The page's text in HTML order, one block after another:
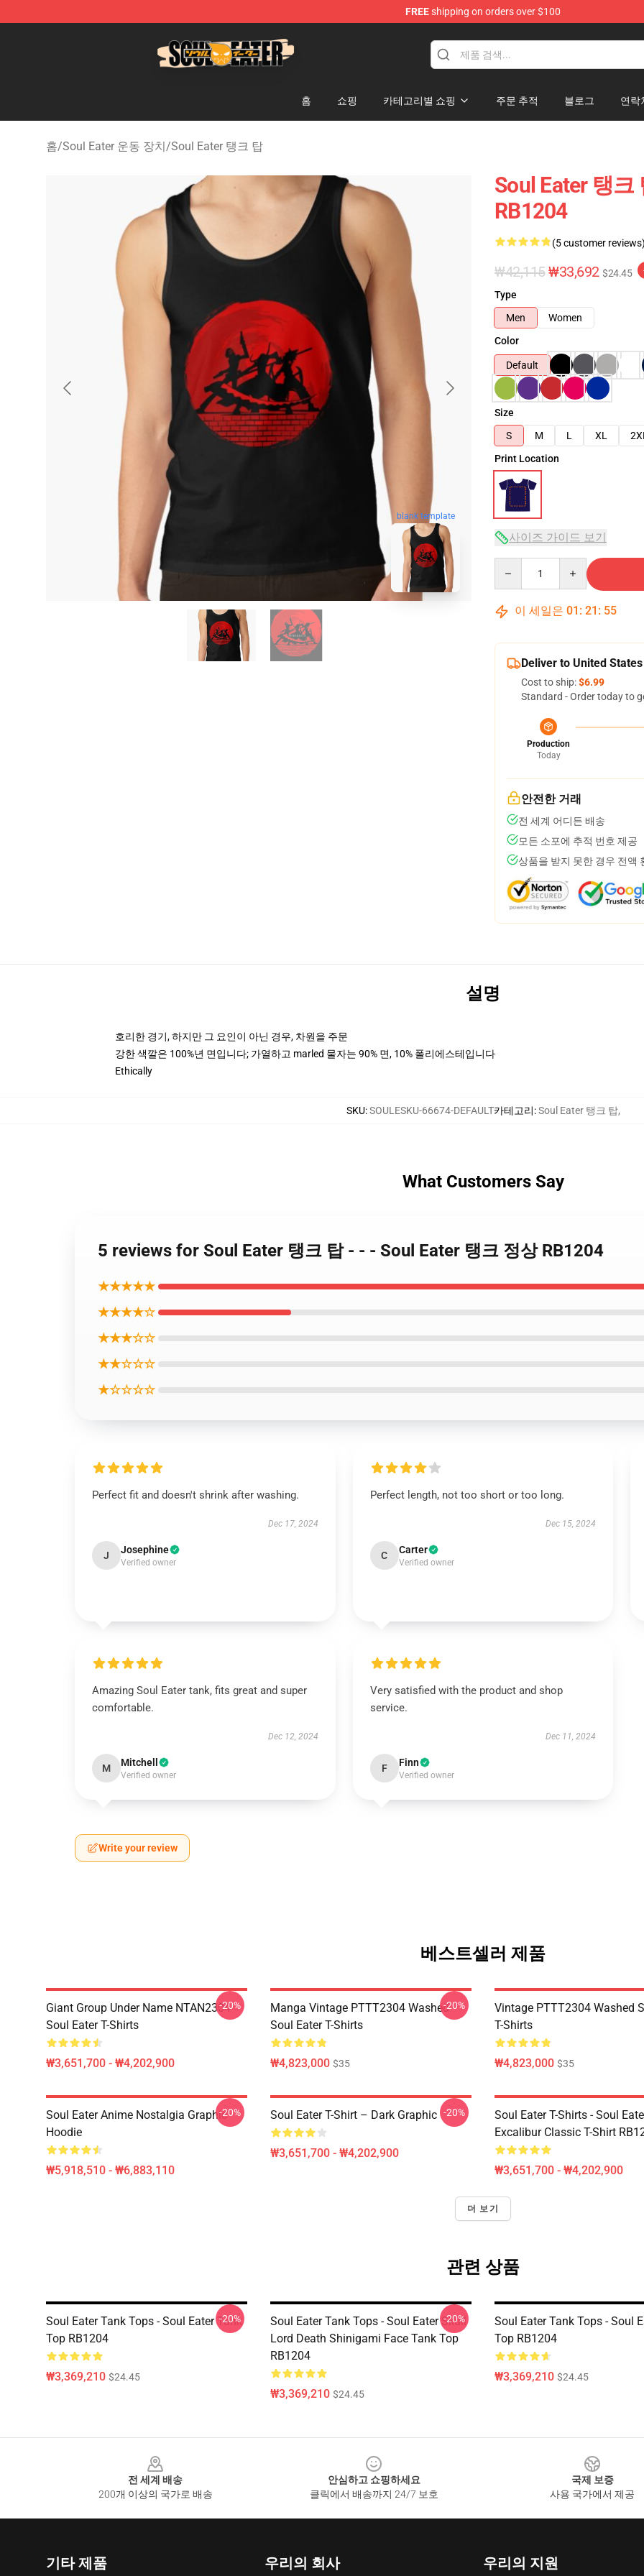
FREEshipping on orders over $100
홈 쇼핑 카테고리별 쇼핑 주문 추적 블로그 연락
홈/Soul Eater 운동 장치/Soul Eater 탱크 탑
blank template
Soul Eater 탱크
RB1204
(5 customer
₩42,115₩33,692 $24.45
Type
Men
Women
Color
Default
Size
S
M L XL
Print Location
사이즈 가이드 보기
이 세일은 01 : 21 : 54
Deliver to United States
Cost to ship:$6.99
Standard - Order today to
Production
Today
안전한 거래
전 세계 어디든 배송
모든 소포에 추적 번호 제공
상품을 받지 못한 경우 전액
설명
호리한 경기, 하지만 그 요인이 아닌 경우, 차원을 주문
강한 색깔은 100%년 면입니다; 가열하고 marled 물자는 90% 면, 10% 폴리에스테입니다
Ethically
SKU:SOULESKU-66674-DEFAULT카테고리:Soul Eater 탱크 탑,
What Customers Say
5 reviews for Soul Eater 탱크 탑 - - - Soul Eater 탱크 정상 RB1204
★★★★★
★★★★☆
★★★☆☆
★★☆☆☆
★☆☆☆☆
Perfect fit and doesn't shrink after washing.
Dec 17, 2024
J Josephine
Verified owner
Perfect length, not too short or too long.
Dec 15, 2024
C Carter
Verified owner
Amazing Soul Eater tank, fits great and super
comfortable.
Dec 12, 2024
M Mitchell
Verified owner
Very satisfied with the product and shop
service.
Dec 11, 2024
F Finn
Verified owner
Write your review
베스트셀러 제품
Giant Group Under Name NTAN2304
Soul Eater T-Shirts
₩3,651,700 - ₩4,202,900
-20%
Manga Vintage PTTT2304 Washed
Soul Eater T-Shirts
₩4,823,000 $35
-20%
Vintage PTTT2304 Washed
T-Shirts
₩4,823,000 $35
Soul Eater Anime Nostalgia Graphic
Hoodie
₩5,918,510 - ₩6,883,110
-20% Soul Eater T-Shirt – Dark Graphic
₩3,651,700 - ₩4,202,900
-20%
Soul Eater T-Shirts - Soul
Excalibur Classic T-Shirt
₩3,651,700 - ₩4,202,900
더 보기
관련 상품
Soul Eater Tank Tops - Soul Eater Tank
Top RB1204
₩3,369,210 $24.45
-20%
Soul Eater Tank Tops - Soul Eater Skull
Lord Death Shinigami Face Tank Top
RB1204
₩3,369,210 $24.45
-20%
Soul Eater Tank Tops - Soul
Top RB1204
₩3,369,210 $24.45
전 세계 배송
200개 이상의 국가로 배송
안심하고 쇼핑하세요
클릭에서 배송까지 24/7 보호
국제 보증
사용 국가에서 제공
기타 제품 우리의 회사 우리의 지원